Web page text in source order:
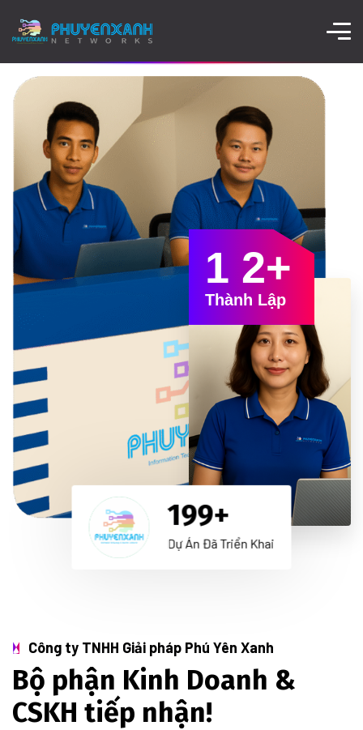
1 2+
Thành Lập
199+
Dự Án Đã Triển Khai
Công ty TNHH Giải pháp Phú Yên Xanh
Bộ phận Kinh Doanh &
CSKH tiếp nhận!